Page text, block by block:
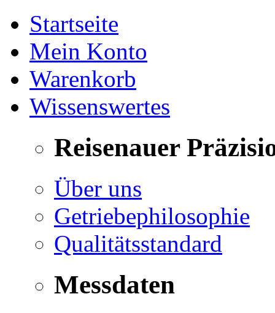
Startseite
Mein Konto
Warenkorb
Wissenswertes
Reisenauer
Über uns
Getriebephilosophie
Qualitätsstandard
Messdaten